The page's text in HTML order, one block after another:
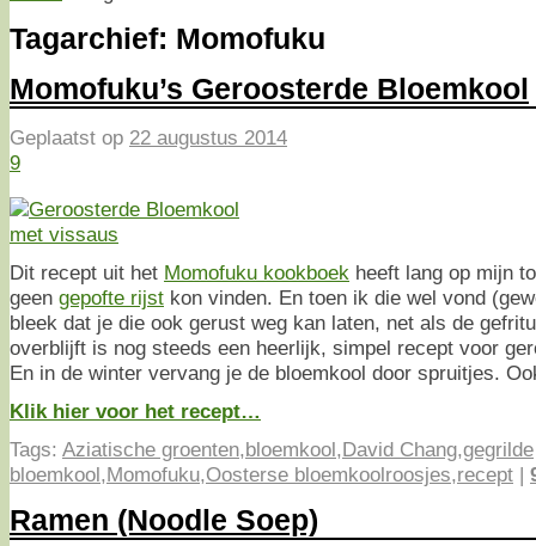
Tagarchief: Momofuku
Momofuku’s Geroosterde Bloemkool
Geplaatst op 22 augustus 2014
9
Dit recept uit het Momofuku kookboek heeft lang op mijn
geen gepofte rijst kon vinden. En toen ik die wel vond
bleek dat je die ook gerust weg kan laten, net als de
overblijft is nog steeds een heerlijk, simpel recept voor
En in de winter vervang je de bloemkool door spruitjes.
Klik hier voor het recept…
Tags: Aziatische groenten,bloemkool,David Chang,gegrilde
bloemkool,Momofuku,Oosterse bloemkoolroosjes,recept |
Ramen (Noodle Soep)